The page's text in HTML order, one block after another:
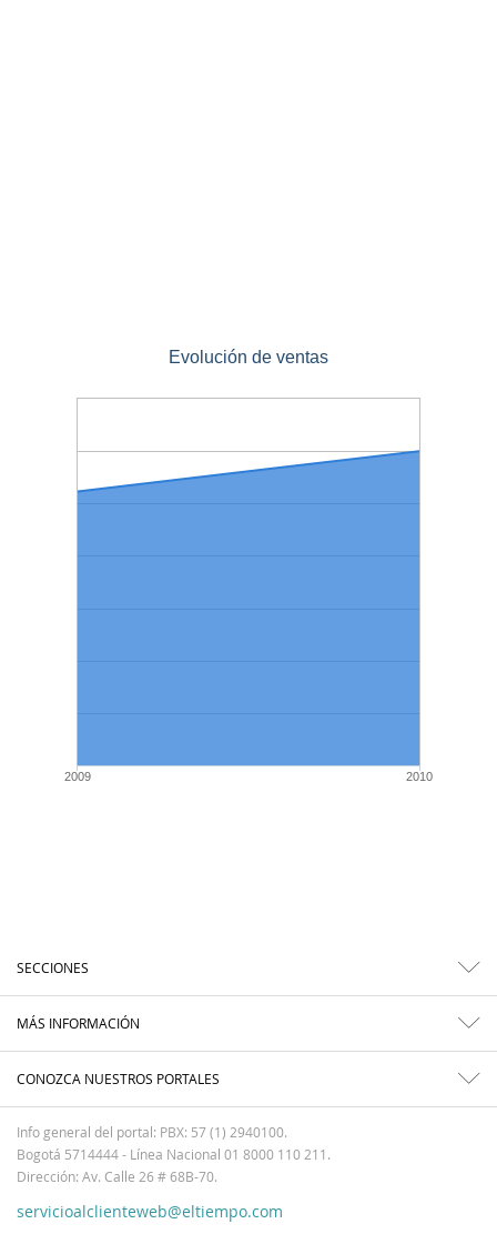
Evolución de ventas
2009 2010
SECCIONES
MÁS INFORMACIÓN
CONOZCA NUESTROS PORTALES
Info general del portal: PBX: 57 (1) 2940100.
Bogotá 5714444 - Línea Nacional 01 8000 110 211.
Dirección: Av. Calle 26 # 68B-70.
servicioalclienteweb@eltiempo.com